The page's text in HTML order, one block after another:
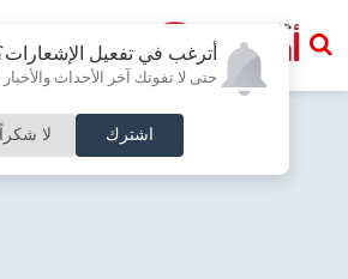
أترغب في تفعيل
حتى لا تفوتك آخر الأحداث والأخبار
اشترك لا شكراً